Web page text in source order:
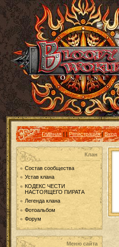
Главная||Регистрация|Вход
Клан
Состав сообщества
Устав клана
КОДЕКС ЧЕСТИ
НАСТОЯЩЕГО ПИРАТА
Легенда клана
Фотоальбом
Форум
Меню сайта